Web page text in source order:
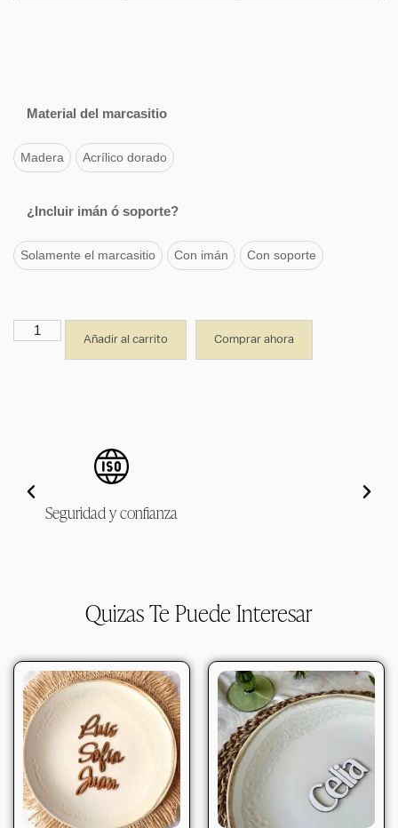
Material del marcasitio
Madera Acrílico dorado
¿Incluir imán ó soporte?
Solamente el marcasitio Con imán Con soporte
Añadir al carrito Comprar ahora
Seguridad y confianza
Quizas Te Puede Interesar